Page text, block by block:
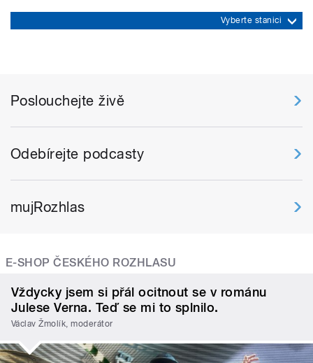
Vyberte stanici
Poslouchejte živě
Odebírejte podcasty
mujRozhlas
E-SHOP ČESKÉHO ROZHLASU
Vždycky jsem si přál ocitnout se v románu
Julese Verna. Teď se mi to splnilo.
Václav Žmolík, moderátor